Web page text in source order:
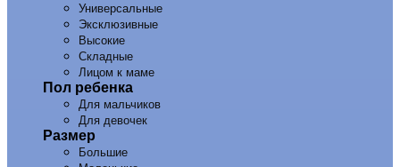
Универсальные
Эксклюзивные
Высокие
Складные
Лицом к маме
Пол ребенка
Для мальчиков
Для девочек
Размер
Большие